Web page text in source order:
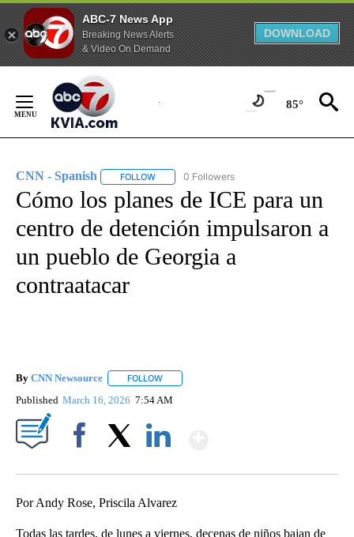
ABC-7 News App
Breaking News Alerts
& Video On Demand
DOWNLOAD
Content
85°
CNN - Spanish FOLLOW FOLLOW "CNN - SPANISH" TO RECEIVE
0 Followers
Cómo los planes de ICE para un
centro de detención impulsaron a
un pueblo de Georgia a
contraatacar
By CNN Newsource FOLLOW
Published March 16, 2026 7:54 AM
Por Andy Rose, Priscila Alvarez
Todas las tardes, de lunes a viernes, decenas de niños bajan de